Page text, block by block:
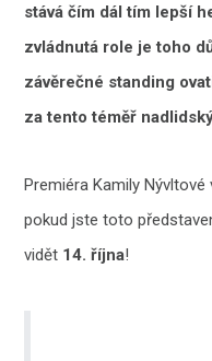
stává čím dál tím lepší
zvládnutá role je toho
závěrečné standing
za tento téměř
Premiéra Kamily Nývltové
pokud jste toto
vidět 14. října!